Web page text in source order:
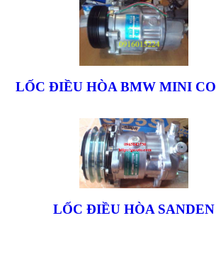
LỐC ĐIỀU HÒA BMW MINI
LỐC ĐIỀU HÒA SANDEN